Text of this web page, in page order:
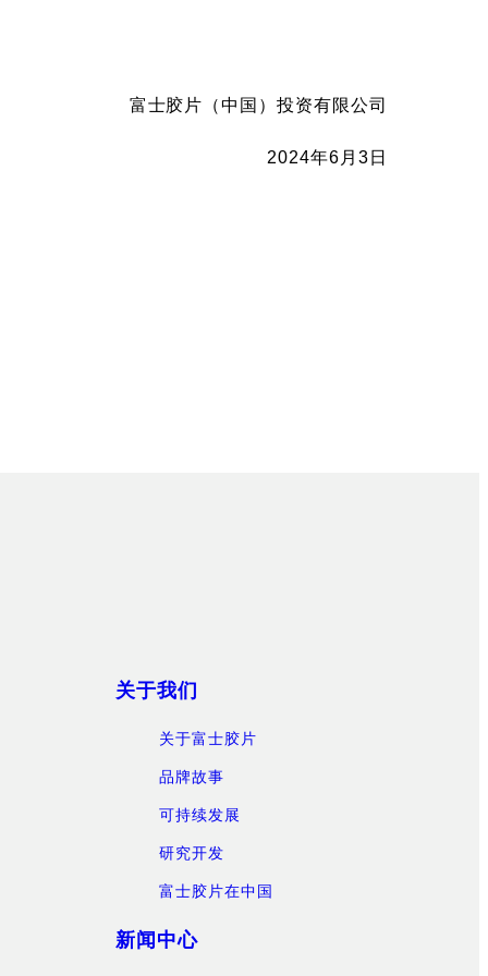
富士胶片（中国）投资有限公司
2024年6月3日
关于我们
关于富士胶片
品牌故事
可持续发展
研究开发
富士胶片在中国
新闻中心